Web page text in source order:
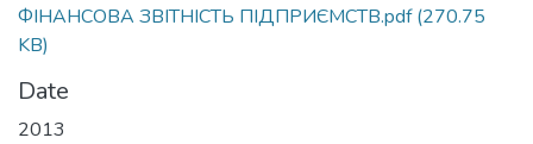
ФІНАНСОВА ЗВІТНІСТЬ ПІДПРИЄМСТВ.pdf(270.75
KB)
Date
2013